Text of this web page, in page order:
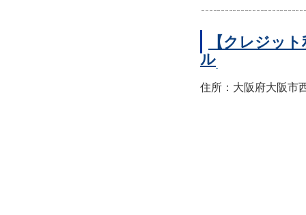
【クレジッ
ル
住所：大阪府大阪市